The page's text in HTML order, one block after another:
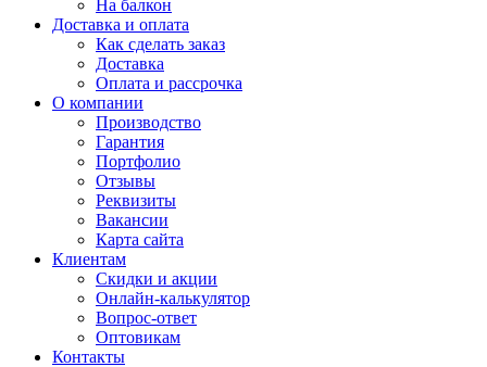
На балкон
Доставка и оплата
Как сделать заказ
Доставка
Оплата и рассрочка
О компании
Производство
Гарантия
Портфолио
Отзывы
Реквизиты
Вакансии
Карта сайта
Клиентам
Скидки и акции
Онлайн-калькулятор
Вопрос-ответ
Оптовикам
Контакты